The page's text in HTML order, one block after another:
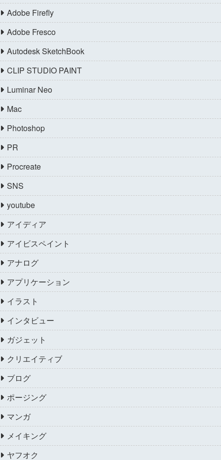
Adobe Firefly
Adobe Fresco
Autodesk SketchBook
CLIP STUDIO PAINT
Luminar Neo
Mac
Photoshop
PR
Procreate
SNS
youtube
アイディア
アイビスペイント
アナログ
アプリケーション
イラスト
インタビュー
ガジェット
クリエイティブ
ブログ
ポージング
マンガ
メイキング
ヤフオク